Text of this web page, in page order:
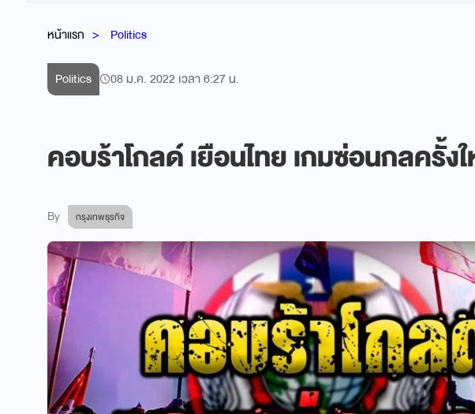
หน้าแรก Politics
Politics 08 ม.ค. 2022 เวลา 6:27 น.
คอบร้าโกลด์ เยือนไทย เกมซ่อนกลครั้ง
By กรุงเทพธุรกิจ